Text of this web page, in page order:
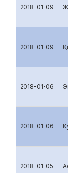
2018-01-09
2018-01-09
2018-01-06
2018-01-06
2018-01-05